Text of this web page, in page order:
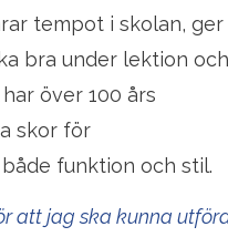
tempot i skolan, ger
bra under lektion och
över 100 års
skor för
funktion och stil.
att jag ska kunna